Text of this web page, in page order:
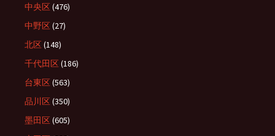
中央区(476)
中野区(27)
北区(148)
千代田区(186)
台東区(563)
品川区(350)
墨田区(605)